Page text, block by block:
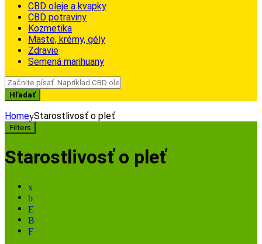
CBD oleje a kvapky
CBD potraviny
Kozmetika
Maste, krémy, gély
Zdravie
Semená marihuany
Search
for:
Hľadať
Home Starostlivosť o pleť
Filters
Starostlivosť o pleť